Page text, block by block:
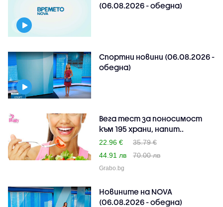
(06.08.2026 - обедна)
Спортни новини (06.08.2026 -
обедна)
Вега тест за поносимост
към 195 храни, напит..
22.96 €
35.79 €
44.91 лв
70.00 лв
Grabo.bg
Новините на NOVA
(06.08.2026 - обедна)